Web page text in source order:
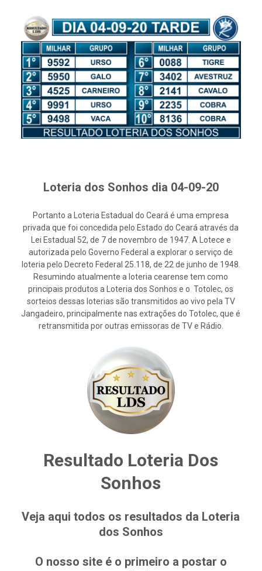
Loteria dos Sonhos dia 04-09-20
Portanto a Loteria Estadual do Ceará é uma empresa
privada que foi concedida pelo Estado do Ceará através da
Lei Estadual 52, de 7 de novembro de 1947. A Lotece e
autorizada pelo Governo Federal a explorar o serviço de
loteria pelo Decreto Federal 25.118, de 22 de junho de 1948.
Resumindo atualmente a loteria cearense tem como
principais produtos a Loteria dos Sonhos e o Totolec, os
sorteios dessas loterias são transmitidos ao vivo pela TV
Jangadeiro, principalmente nas extrações do Totolec, que é
retransmitida por outras emissoras de TV e Rádio.
Resultado Loteria Dos
Sonhos
Veja aqui todos os resultados da Loteria
dos Sonhos
O nosso site é o primeiro a postar o